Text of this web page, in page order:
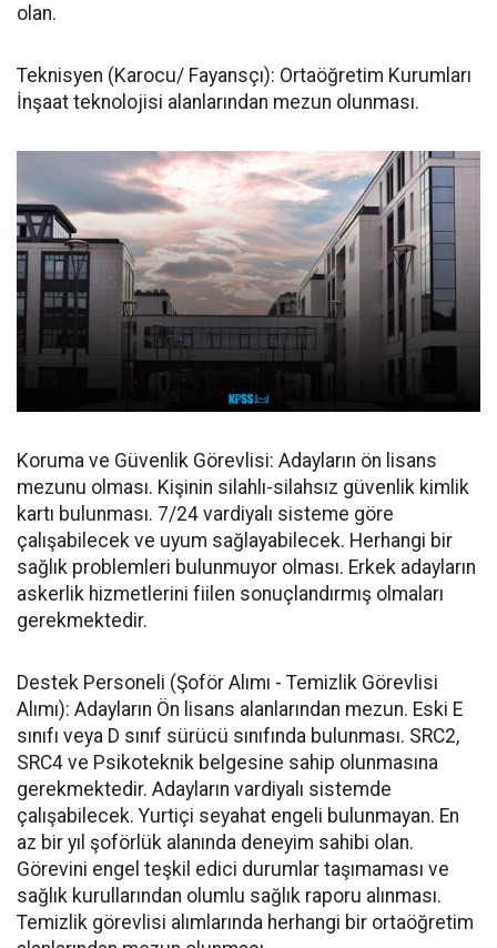
olan.
Teknisyen (Karocu/ Fayansçı): Ortaöğretim Kurumları
İnşaat teknolojisi alanlarından mezun olunması.
Koruma ve Güvenlik Görevlisi: Adayların ön lisans
mezunu olması. Kişinin silahlı-silahsız güvenlik kimlik
kartı bulunması. 7/24 vardiyalı sisteme göre
çalışabilecek ve uyum sağlayabilecek. Herhangi bir
sağlık problemleri bulunmuyor olması. Erkek adayların
askerlik hizmetlerini fiilen sonuçlandırmış olmaları
gerekmektedir.
Destek Personeli (Şoför Alımı - Temizlik Görevlisi
Alımı): Adayların Ön lisans alanlarından mezun. Eski E
sınıfı veya D sınıf sürücü sınıfında bulunması. SRC2,
SRC4 ve Psikoteknik belgesine sahip olunmasına
gerekmektedir. Adayların vardiyalı sistemde
çalışabilecek. Yurtiçi seyahat engeli bulunmayan. En
az bir yıl şoförlük alanında deneyim sahibi olan.
Görevini engel teşkil edici durumlar taşımaması ve
sağlık kurullarından olumlu sağlık raporu alınması.
Temizlik görevlisi alımlarında herhangi bir ortaöğretim